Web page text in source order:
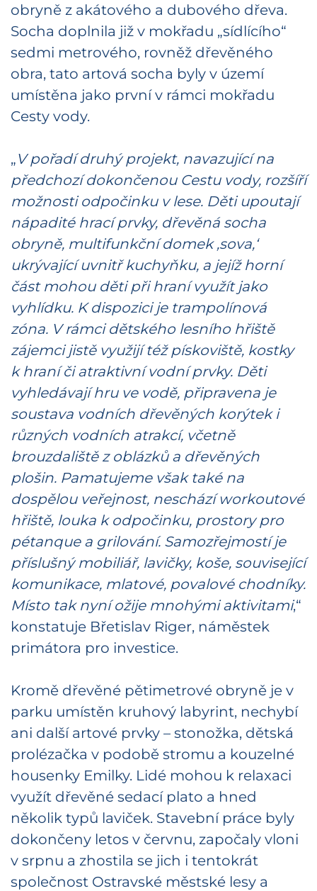
obryně z akátového a dubového dřeva.
Socha doplnila již v mokřadu „sídlícího“
sedmi metrového, rovněž dřevěného
obra, tato artová socha byly v území
umístěna jako první v rámci mokřadu
Cesty vody.
„V pořadí druhý projekt, navazující na
předchozí dokončenou Cestu vody, rozšíří
možnosti odpočinku v lese. Děti upoutají
nápadité hrací prvky, dřevěná socha
obryně, multifunkční domek ‚sova,‘
ukrývající uvnitř kuchyňku, a jejíž horní
část mohou děti při hraní využít jako
vyhlídku. K dispozici je trampolínová
zóna. V rámci dětského lesního hřiště
zájemci jistě využijí též pískoviště, kostky
k hraní či atraktivní vodní prvky. Děti
vyhledávají hru ve vodě, připravena je
soustava vodních dřevěných korýtek i
různých vodních atrakcí, včetně
brouzdaliště z oblázků a dřevěných
plošin. Pamatujeme však také na
dospělou veřejnost, neschází workoutové
hřiště, louka k odpočinku, prostory pro
pétanque a grilování. Samozřejmostí je
příslušný mobiliář, lavičky, koše, související
komunikace, mlatové, povalové chodníky.
Místo tak nyní ožije mnohými aktivitami,“
konstatuje Břetislav Riger, náměstek
primátora pro investice.
Kromě dřevěné pětimetrové obryně je v
parku umístěn kruhový labyrint, nechybí
ani další artové prvky – stonožka, dětská
prolézačka v podobě stromu a kouzelné
housenky Emilky. Lidé mohou k relaxaci
využít dřevěné sedací plato a hned
několik typů laviček. Stavební práce byly
dokončeny letos v červnu, započaly vloni
v srpnu a zhostila se jich i tentokrát
společnost Ostravské městské lesy a